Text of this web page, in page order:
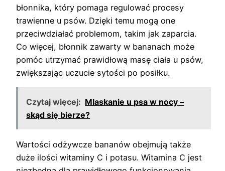
błonnika, który pomaga regulować procesy
trawienne u psów. Dzięki temu mogą one
przeciwdziałać problemom, takim jak zaparcia.
Co więcej, błonnik zawarty w bananach może
pomóc utrzymać prawidłową masę ciała u psów,
zwiększając uczucie sytości po posiłku.
Czytaj więcej: Mlaskanie u psa w nocy –
skąd się bierze?
Wartości odżywcze bananów obejmują także
duże ilości witaminy C i potasu. Witamina C jest